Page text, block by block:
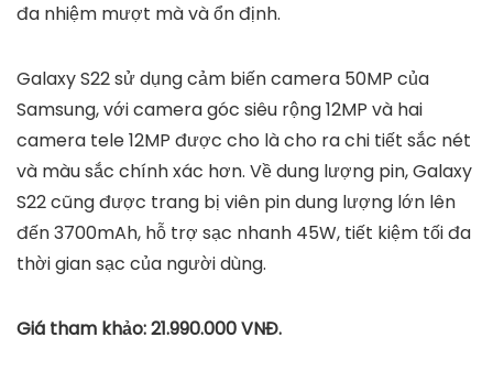
đa nhiệm mượt mà và ổn định.
Galaxy S22 sử dụng cảm biến camera 50MP của
Samsung, với camera góc siêu rộng 12MP và hai
camera tele 12MP được cho là cho ra chi tiết sắc nét
và màu sắc chính xác hơn. Về dung lượng pin, Galaxy
S22 cũng được trang bị viên pin dung lượng lớn lên
đến 3700mAh, hỗ trợ sạc nhanh 45W, tiết kiệm tối đa
thời gian sạc của người dùng.
Giá tham khảo: 21.990.000 VNĐ.